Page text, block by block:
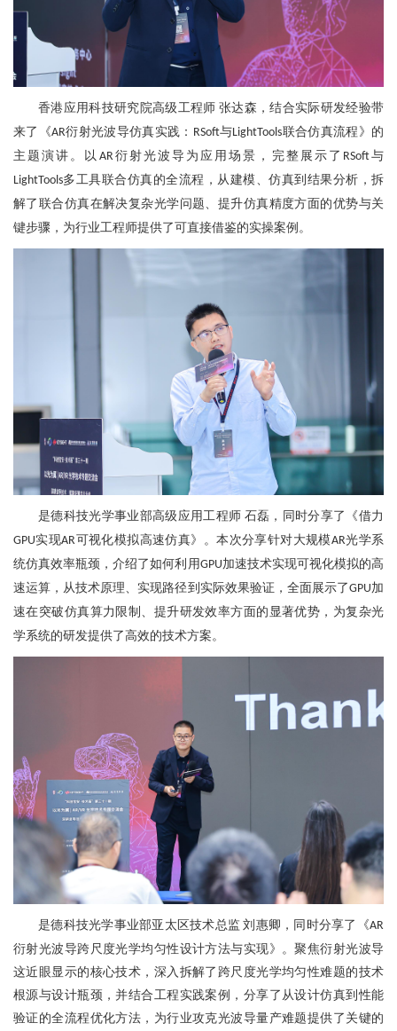
香港应用科技研究院高级工程师 张达森 ，结合实际研发经验带
来了
《AR衍射光波导仿真实践： RSoft与LightTools联合仿真流程》 的
主题演讲。
以 AR衍射光波导为应用场景，完整展示了 RSoft与
LightTools多工具联合仿真的全流程，从建模、仿真到结果分析，拆
解了联合仿真在解决复杂光学问题、提升仿真精度方面的优势与关
键步骤，为行业工程师提供了可直接借鉴的实操案例。
是德科技光学事业部高级应用工程师 石磊 ，同时分享了
《借力
GPU实现AR可视化模拟高速仿真》 。本次分享针对大规模AR光学系
统仿真效率瓶颈，介绍了如何利用GPU加速技术实现可视化模拟的高
速运算，从技术原理、实现路径到实际效果验证，全面展示了GPU加
速在突破仿真算力限制、提升研发效率方面的显著优势，为复杂光
学系统的研发提供了高效的技术方案。
是德科技光学事业部亚太区技术总监 刘惠卿 ，同时分享了《AR
衍射光波导跨尺度光学均匀性设计方法与实现》。聚焦衍射光波导
这近眼显示的核心技术，深入拆解了跨尺度光学均匀性难题的技术
根源与设计瓶颈，并结合工程实践案例，分享了从设计仿真到性能
验证的全流程优化方法，为行业攻克光波导量产难题提供了关键的